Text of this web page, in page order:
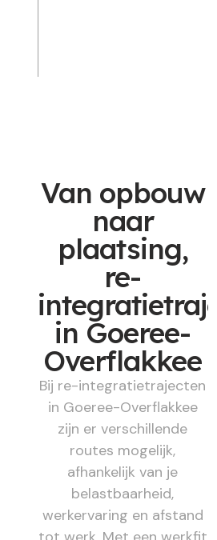
Van opbouw
naar
plaatsing,
re-
in Goeree-
Overflakkee
Bij re-integratietrajecten
in Goeree-Overflakkee
zijn er verschillende
routes mogelijk,
afhankelijk van je
belastbaarheid,
werkervaring en afstand